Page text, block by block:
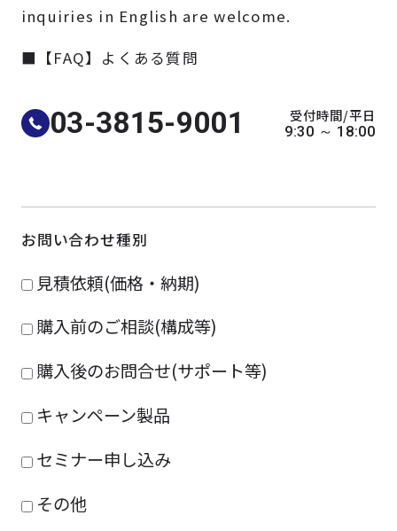
よくある質問
採用情報
会社案内
inquiries in English are welcome.
■【FAQ】よくある質問
03-3815-9001 受付時間/平日
9:30 ～ 18:00
お問い合わせ種別
見積依頼(価格・納期)
購入前のご相談(構成等)
購入後のお問合せ(サポート等)
キャンペーン製品
セミナー申し込み
その他